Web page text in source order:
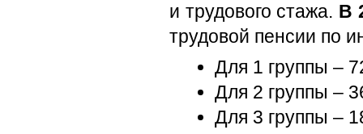
и трудового стажа. В
трудовой пенсии по
Для 1 группы –
Для 2 группы –
Для 3 группы –